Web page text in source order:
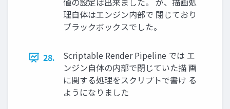
理自体はエンジン内部で 閉じており
ブラックボックスでした。
28.
Scriptable Render Pipeline では エ
ンジン自体の内部で閉じていた描 画
に関する処理をスクリプトで書け る
ようになりました